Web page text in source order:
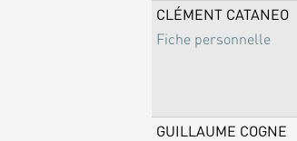
CLÉMENT CATANEO
Fiche personnelle
GUILLAUME COGNE